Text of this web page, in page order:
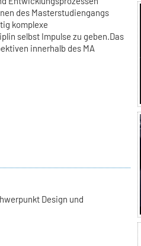
des Masterstudiengangs
komplexe
selbst Impulse zu geben.Das
innerhalb des MA
Design und